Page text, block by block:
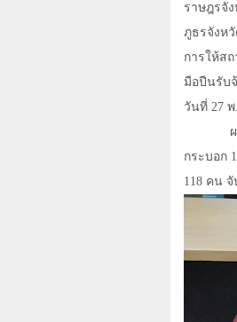
ราษฎรจั
ภูธรจังห
การให้ส
มือปืนรับ
วันที่ 27
กระบอก
118 คน